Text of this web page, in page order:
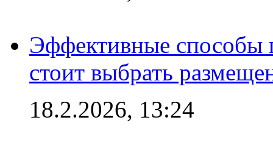
Эффективные способы
стоит выбрать
18.2.2026, 13:24